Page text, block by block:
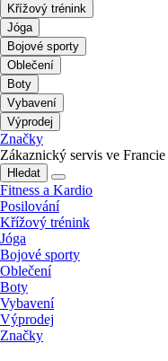
Křížový trénink
Jóga
Bojové sporty
Oblečení
Boty
Vybavení
Výprodej
Značky
Zákaznický servis ve Francie
Hledat
Fitness a Kardio
Posilování
Křížový trénink
Jóga
Bojové sporty
Oblečení
Boty
Vybavení
Výprodej
Značky